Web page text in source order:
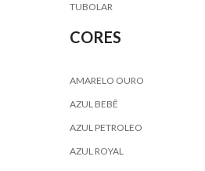
TUBOLAR
CORES
AMARELO OURO
AZUL BEBÊ
AZUL PETROLEO
AZUL ROYAL